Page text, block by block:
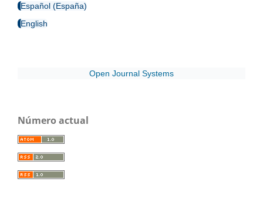
Español (España)
English
Open Journal Systems
Número actual